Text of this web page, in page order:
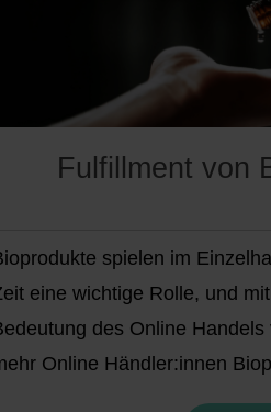
Fulfillment von
spielen im
eine wichtige Rolle, und
des Online
Online Händler:innen
Beliebte Beispiele